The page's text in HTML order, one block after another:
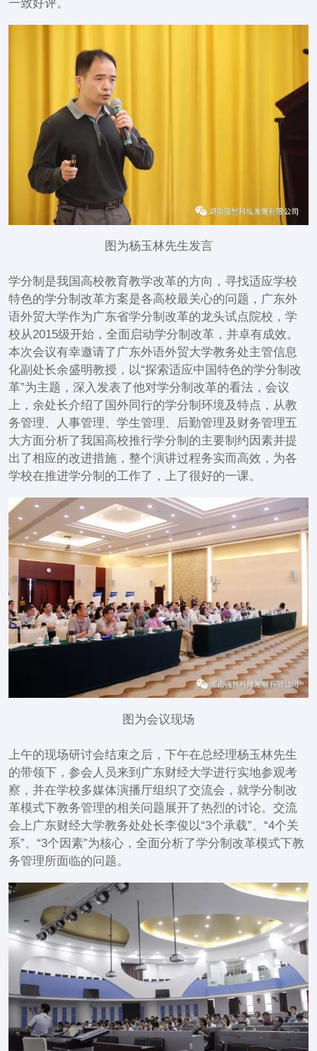
一致好评。
图为杨玉林先生发言
学分制是我国高校教育教学改革的方向，寻找适应学校
特色的学分制改革方案是各高校最关心的问题，广东外
语外贸大学作为广东省学分制改革的龙头试点院校，学
校从2015级开始，全面启动学分制改革，并卓有成效。
本次会议有幸邀请了广东外语外贸大学教务处主管信息
化副处长余盛明教授，以“探索适应中国特色的学分制改
革”为主题，深入发表了他对学分制改革的看法，会议
上，余处长介绍了国外同行的学分制环境及特点，从教
务管理、人事管理、学生管理、后勤管理及财务管理五
大方面分析了我国高校推行学分制的主要制约因素并提
出了相应的改进措施，整个演讲过程务实而高效，为各
学校在推进学分制的工作了，上了很好的一课。
图为会议现场
上午的现场研讨会结束之后，下午在总经理杨玉林先生
的带领下，参会人员来到广东财经大学进行实地参观考
察，并在学校多媒体演播厅组织了交流会，就学分制改
革模式下教务管理的相关问题展开了热烈的讨论。交流
会上广东财经大学教务处处长李俊以“3个承载”、“4个关
系”、“3个因素”为核心，全面分析了学分制改革模式下教
务管理所面临的问题。